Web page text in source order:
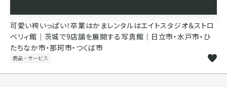
可愛い袴いっぱい！卒業はかまレンタルはエイトスタジオ＆ストロ
ベリィ館｜茨城で9店舗を展開する写真館｜日立市・水戸市・ひ
たちなか市・那珂市・つくば市
商品・サービス